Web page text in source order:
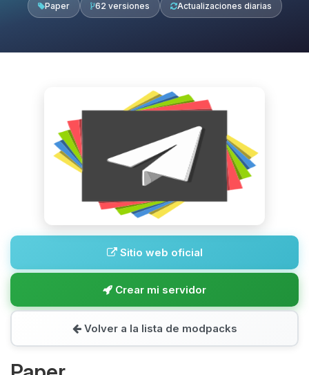
Paper 62 versiones Actualizaciones diarias
Sitio web oficial
Crear mi servidor
Volver a la lista de modpacks